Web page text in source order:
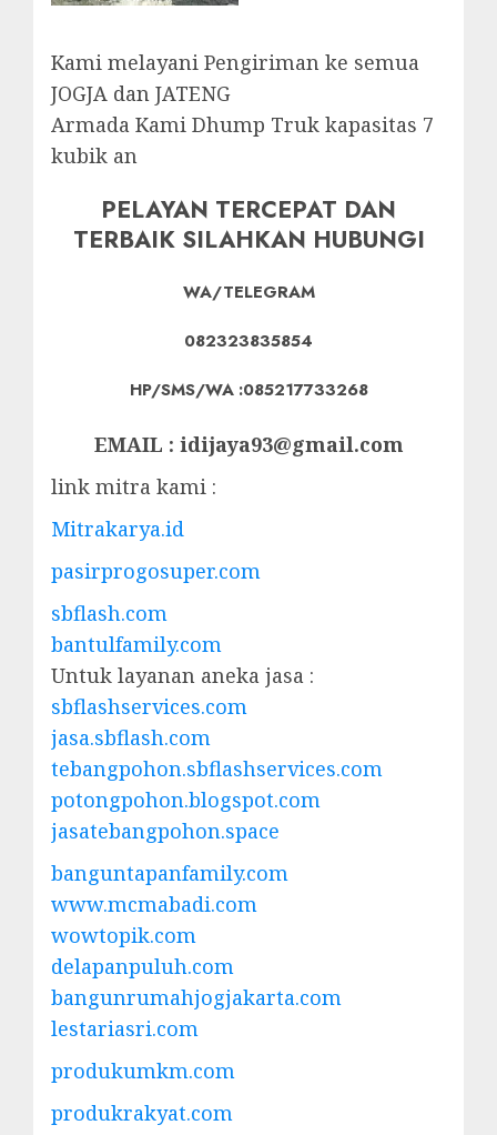
Kami melayani Pengiriman ke semua
JOGJA dan JATENG
Armada Kami Dhump Truk kapasitas 7
kubik an
PELAYAN TERCEPAT DAN
TERBAIK SILAHKAN HUBUNGI
WA/TELEGRAM
082323835854
HP/SMS/WA :085217733268
EMAIL : idijaya93@gmail.com
link mitra kami :
Mitrakarya.id
pasirprogosuper.com
sbflash.com
bantulfamily.com
Untuk layanan aneka jasa :
sbflashservices.com
jasa.sbflash.com
tebangpohon.sbflashservices.com
potongpohon.blogspot.com
jasatebangpohon.space
banguntapanfamily.com
www.mcmabadi.com
wowtopik.com
delapanpuluh.com
bangunrumahjogjakarta.com
lestariasri.com
produkumkm.com
produkrakyat.com